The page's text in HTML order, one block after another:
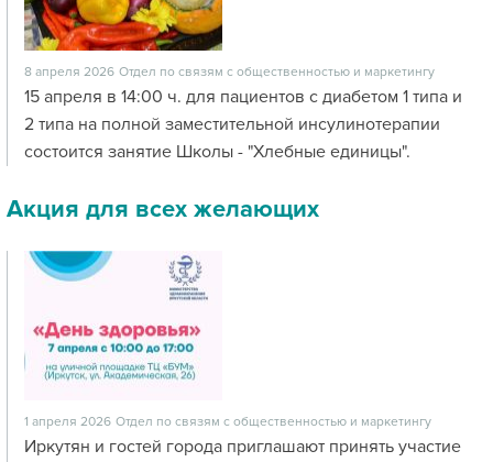
8 апреля 2026 Отдел по связям с общественностью и маркетингу
15 апреля в 14:00 ч. для пациентов с диабетом 1 типа и
2 типа на полной заместительной инсулинотерапии
состоится занятие Школы - "Хлебные единицы".
Акция для всех желающих
1 апреля 2026 Отдел по связям с общественностью и маркетингу
Иркутян и гостей города приглашают принять участие